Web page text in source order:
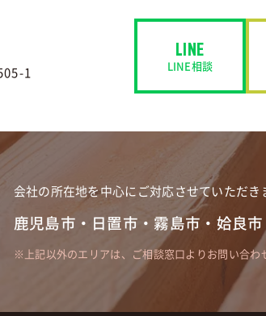
1
LINE
LINE相談
会社の所在地を中心にご対応させていただき
鹿児島市・日置市・霧島市・ 姶良
上記以外のエリアは、ご相談窓口よりお問い合わ